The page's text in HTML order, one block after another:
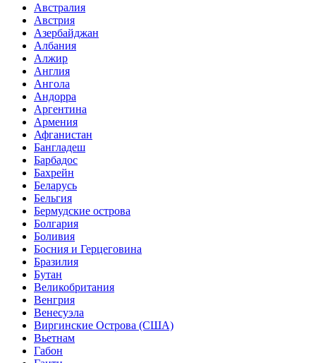
Австралия
Австрия
Азербайджан
Албания
Алжир
Англия
Ангола
Андорра
Аргентина
Армения
Афганистан
Бангладеш
Барбадос
Бахрейн
Беларусь
Бельгия
Бермудские острова
Болгария
Боливия
Босния и Герцеговина
Бразилия
Бутан
Великобритания
Венгрия
Венесуэла
Виргинские Острова (США)
Вьетнам
Габон